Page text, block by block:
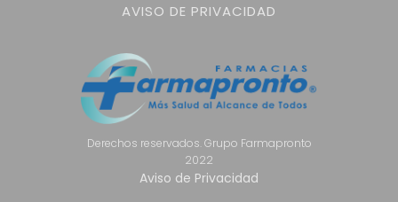
AVISO DE PRIVACIDAD
Derechos reservados. Grupo Farmapronto
2022
Aviso de Privacidad